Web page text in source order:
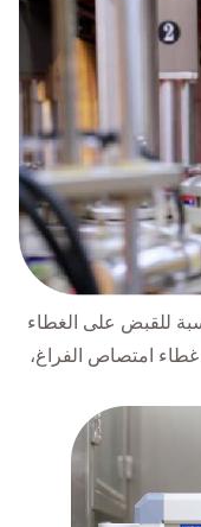
للقبض على الغطاء
امتصاص الفراغ،